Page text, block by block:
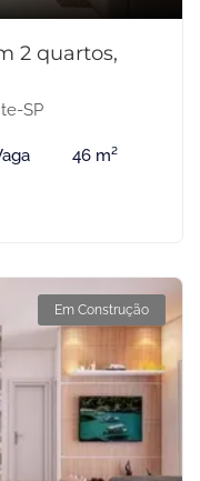
2 quartos,
SP
46 m²
Em Construção